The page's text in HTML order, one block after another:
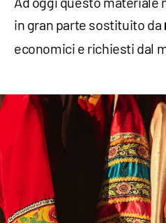
in gran parte sostituito da
economici e richiesti dal